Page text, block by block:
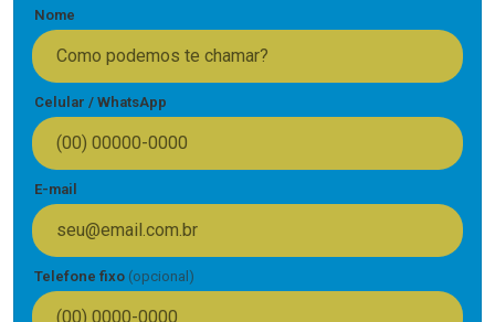
Nome
Celular / WhatsApp
E-mail
Telefone fixo (opcional)